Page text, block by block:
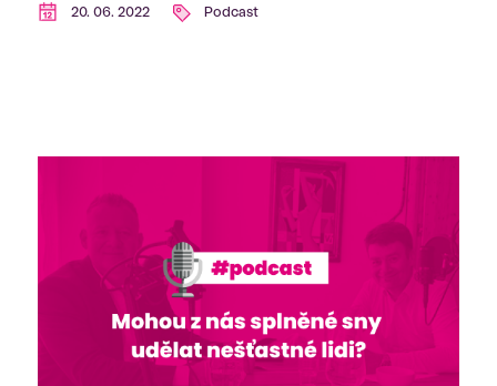
20. 06. 2022 Podcast